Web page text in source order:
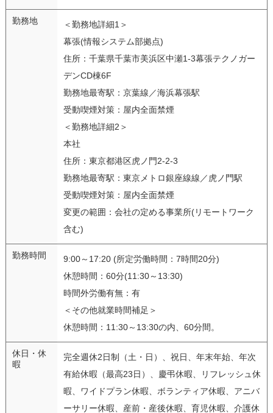
勤務地
＜勤務地詳細1＞
幕張(情報システム部拠点)
住所：千葉県千葉市美浜区中瀬1-3幕張テクノガー
デンCD棟6F
勤務地最寄駅：京葉線／海浜幕張駅
受動喫煙対策：屋内全面禁煙
＜勤務地詳細2＞
本社
住所：東京都港区虎ノ門2-2-3
勤務地最寄駅：東京メトロ銀座線線／虎ノ門駅
受動喫煙対策：屋内全面禁煙
変更の範囲：会社の定める事業所(リモートワーク
含む)
勤務時間
9:00～17:20 (所定労働時間：7時間20分)
休憩時間：60分(11:30～13:30)
時間外労働有無：有
＜その他就業時間補足＞
休憩時間：11:30～13:30の内、60分間。
休日・休
暇
完全週休2日制（土・日）、祝日、年末年始、年次
有給休暇（最高23日）、慶弔休暇、リフレッシュ休
暇、ワイドプラン休暇、ボランティア休暇、アニバ
ーサリー休暇、産前・産後休暇、育児休暇、介護休